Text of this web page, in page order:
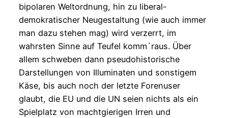
bipolaren Weltordnung, hin zu liberal-
demokratischer Neugestaltung (wie auch immer
man dazu stehen mag) wird verzerrt, im
wahrsten Sinne auf Teufel komm´raus. Über
allem schweben dann pseudohistorische
Darstellungen von Illuminaten und sonstigem
Käse, bis auch noch der letzte Forenuser
glaubt, die EU und die UN seien nichts als ein
Spielplatz von machtgierigen Irren und